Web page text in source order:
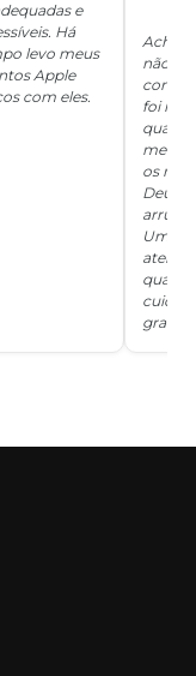
e
Há
levo meus
Apple
com eles.
Achei
não
foi
me
os
Deus,
Um
grata!!!